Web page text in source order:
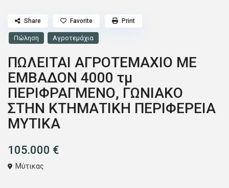
Πώληση Αγροτεμάχια
ΠΩΛΕΙΤΑΙ ΑΓΡΟΤΕΜΑΧΙΟ ΜΕ
ΕΜΒΑΔΟΝ 4000 τμ
ΠΕΡΙΦΡΑΓΜΕΝΟ, ΓΩΝΙΑΚΟ
ΣΤΗΝ ΚΤΗΜΑΤΙΚΗ ΠΕΡΙΦΕΡΕΙΑ
ΜΥΤΙΚΑ
105.000 €
Μύτικας
Share Favorite Print